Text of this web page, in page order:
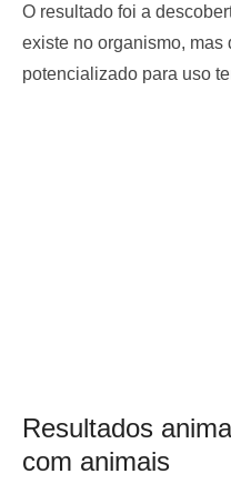
O resultado foi a
existe no organismo, mas
potencializado para uso
Resultados
com animais